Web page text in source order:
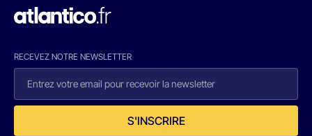
RECEVEZ NOTRE NEWSLETTER
S'INSCRIRE